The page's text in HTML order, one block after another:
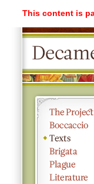
This content is